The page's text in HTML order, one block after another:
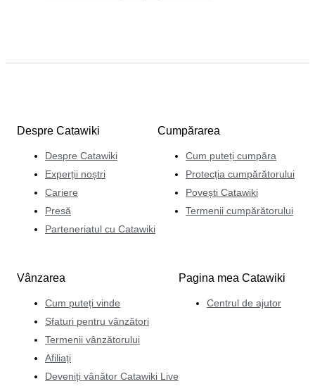
Despre Catawiki
Despre Catawiki
Experții noștri
Cariere
Presă
Parteneriatul cu Catawiki
Cumpărarea
Cum puteți cumpăra
Protecția cumpărătorului
Povești Catawiki
Termenii cumpărătorului
Vânzarea
Cum puteți vinde
Sfaturi pentru vânzători
Termenii vânzătorului
Afiliați
Deveniți vânător Catawiki Live
Pagina mea Catawiki
Centrul de ajutor